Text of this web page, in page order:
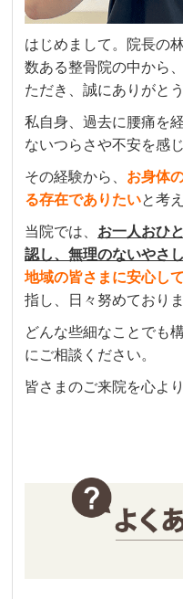
はじめまして。院長の林
数ある整骨院の中から
ただき、誠にありがと
私自身、過去に腰痛を
ないつらさや不安を感
その経験から、 お身体
る存在でありたいと考
当院では、 お一人おひ
認し、無理のないやさ
地域の皆さまに安心し
指し、日々努めておりま
どんな些細なことでも
にご相談ください。
皆さまのご来院を心よ